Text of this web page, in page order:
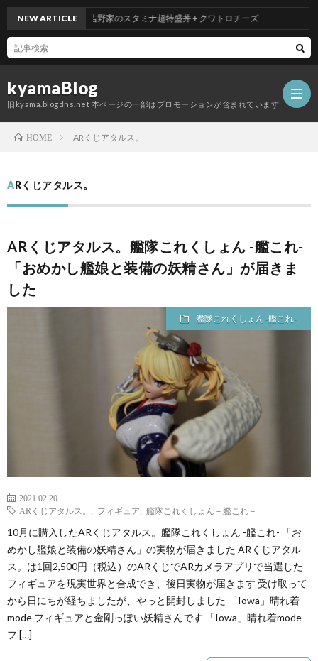
kyamaBlog
旧kyama.blogdns.net 本ページの一部はプロモーションが含まれています
NEW ARTICLE吉野家のスタミナ超特盛丼 + クワトロチーズ
HOME ARくじアタルス。
ARくじアタルス。
ARくじアタルス。艦隊これくしょん -艦これ-
「おめかし艦娘と装備の妖精さん」が届きま
した
艦隊これくしょん -艦これ-
2021.02.20
ARくじアタルス。
フィギュア 艦隊これくしょん－艦これ－
10月に購入したARくじアタルス。艦隊これくしょん -艦これ- 「お
めかし艦娘と装備の妖精さん」の実物が届きました ARくじアタル
ス。は1回2,500円（税込）のARくじでARカメラアプリで当選した
フィギュアを現実世界と合成でき、後日実物が届きます 受け取って
から日にちが経ちましたが、やっと開封しました 「Iowa」晴れ着
mode フィギュアと金剛っぽい妖精さんです 「Iowa」晴れ着mode
フ […]